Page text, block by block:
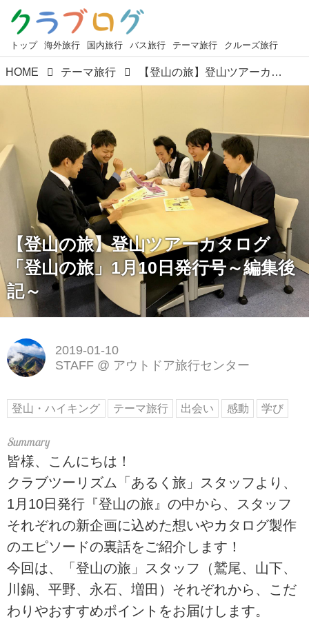
トップ 海外旅行 国内旅行 バス旅行 テーマ旅行 クルーズ旅行
HOME テーマ旅行 【登山の旅】登山ツアーカタログ「登山の旅」1月10日発行号～編集後記～
【登山の旅】登山ツアーカタログ
「登山の旅」1月10日発行号～編集後
記～
2019-01-10
STAFF @ アウトドア旅行センター
登山・ハイキング テーマ旅行 出会い 感動 学び
皆様、こんにちは！
クラブツーリズム「あるく旅」スタッフより、
1月10日発行『登山の旅』の中から、スタッフ
それぞれの新企画に込めた想いやカタログ製作
のエピソードの裏話をご紹介します！
今回は、「登山の旅」スタッフ（鷲尾、山下、
川鍋、平野、永石、増田）それぞれから、こだ
わりやおすすめポイントをお届けします。